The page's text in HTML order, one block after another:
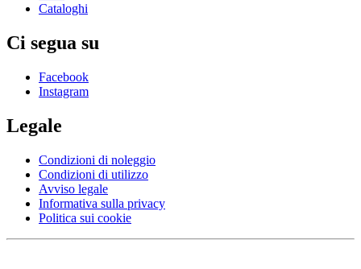
Cataloghi
Ci segua su
Facebook
Instagram
Legale
Condizioni di noleggio
Condizioni di utilizzo
Avviso legale
Informativa sulla privacy
Politica sui cookie